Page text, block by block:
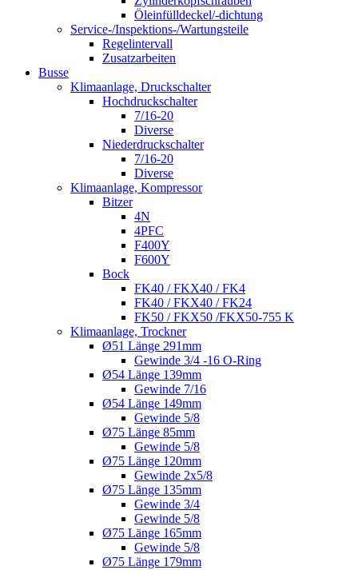
Öleinfülldeckel/-dichtung
Service-/Inspektions-/Wartungsteile
Regelintervall
Zusatzarbeiten
Busse
Klimaanlage, Druckschalter
Hochdruckschalter
7/16-20
Diverse
Niederdruckschalter
7/16-20
Diverse
Klimaanlage, Kompressor
Bitzer
4N
4PFC
F400Y
F600Y
Bock
FK40 / FKX40 / FK4
FK40 / FKX40 / FK24
FK50 / FKX50 /FKX50-755 K
Klimaanlage, Trockner
Ø51 Länge 291mm
Gewinde 3/4 -16 O-Ring
Ø54 Länge 139mm
Gewinde 7/16
Ø54 Länge 149mm
Gewinde 5/8
Ø75 Länge 85mm
Gewinde 5/8
Ø75 Länge 120mm
Gewinde 2x5/8
Ø75 Länge 135mm
Gewinde 3/4
Gewinde 5/8
Ø75 Länge 165mm
Gewinde 5/8
Ø75 Länge 179mm